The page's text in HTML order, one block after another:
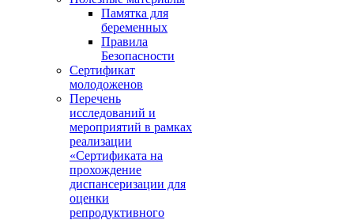
Памятка для
беременных
Правила
Безопасности
Сертификат
молодоженов
Перечень
исследований и
мероприятий в рамках
реализации
«Сертификата на
прохождение
диспансеризации для
оценки
репродуктивного